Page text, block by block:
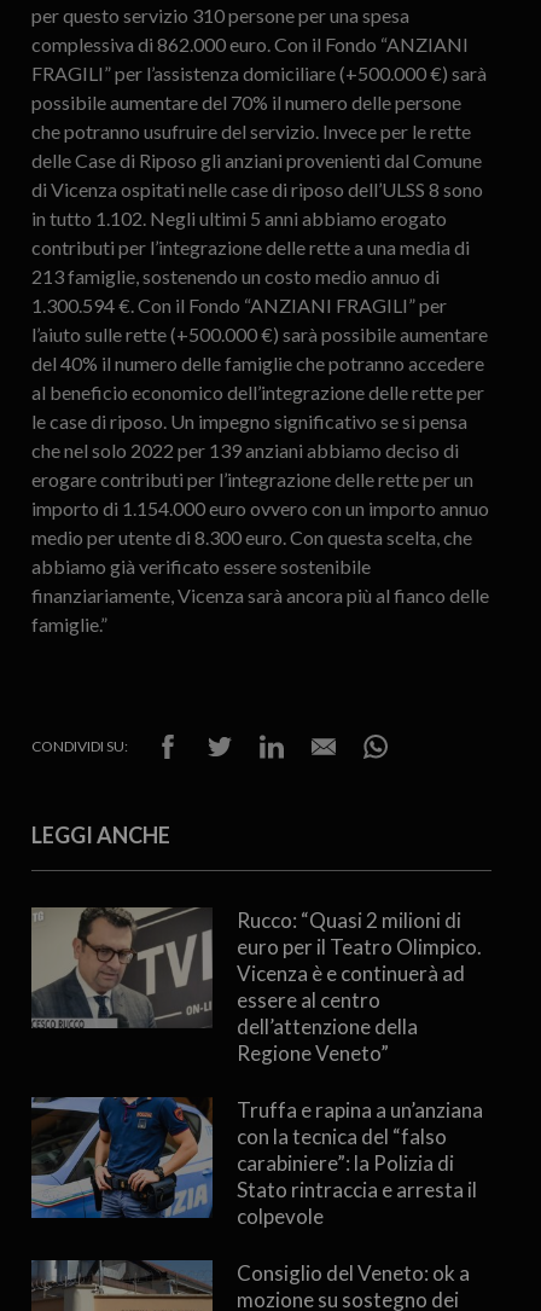
per questo servizio 310 persone per una spesa
complessiva di 862.000 euro. Con il Fondo “ANZIANI
FRAGILI” per l’assistenza domiciliare (+500.000 €) sarà
possibile aumentare del 70% il numero delle persone
che potranno usufruire del servizio. Invece per le rette
delle Case di Riposo gli anziani provenienti dal Comune
di Vicenza ospitati nelle case di riposo dell’ULSS 8 sono
in tutto 1.102. Negli ultimi 5 anni abbiamo erogato
contributi per l’integrazione delle rette a una media di
213 famiglie, sostenendo un costo medio annuo di
1.300.594 €. Con il Fondo “ANZIANI FRAGILI” per
l’aiuto sulle rette (+500.000 €) sarà possibile aumentare
del 40% il numero delle famiglie che potranno accedere
al beneficio economico dell’integrazione delle rette per
le case di riposo. Un impegno significativo se si pensa
che nel solo 2022 per 139 anziani abbiamo deciso di
erogare contributi per l’integrazione delle rette per un
importo di 1.154.000 euro ovvero con un importo annuo
medio per utente di 8.300 euro. Con questa scelta, che
abbiamo già verificato essere sostenibile
finanziariamente, Vicenza sarà ancora più al fianco delle
famiglie.”
CONDIVIDI SU:
LEGGI ANCHE
Rucco: “Quasi 2 milioni di
euro per il Teatro Olimpico.
Vicenza è e continuerà ad
essere al centro
dell’attenzione della
Regione Veneto”
Truffa e rapina a un’anziana
con la tecnica del “falso
carabiniere”: la Polizia di
Stato rintraccia e arresta il
colpevole
Consiglio del Veneto: ok a
mozione su sostegno dei